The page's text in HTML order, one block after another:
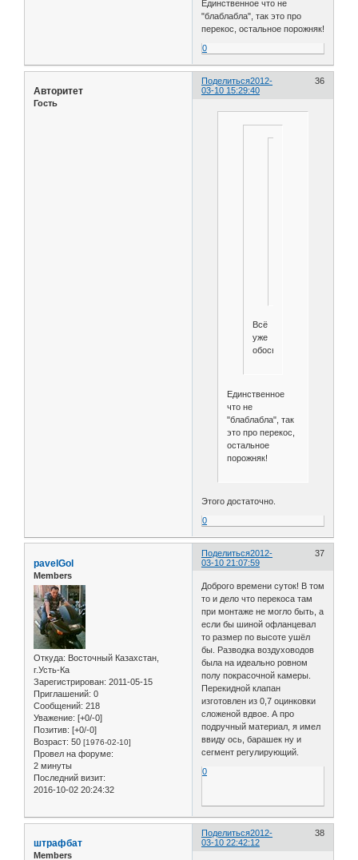
Единственное что не
"блаблабла", так это про
перекос, остальное порожняк!
0
Поделиться 36
2012-
03-10 15:29:40
Авторитет
Гость
Всё
уже
обосновано.
Единственное
что не
"блаблабла", так
это про перекос,
остальное
порожняк!
Этого достаточно.
0
Поделиться 37
2012-
03-10 21:07:59
pavelGol
Members
Откуда: Восточный Казахстан,
г.Усть-Ка
Зарегистрирован: 2011-05-15
Приглашений: 0
Сообщений: 218
Уважение: [+0/-0]
Позитив: [+0/-0]
Возраст: 50 [1976-02-10]
Провел на форуме:
2 минуты
Последний визит:
2016-10-02 20:24:32
Доброго времени суток! В том
то и дело что перекоса там
при монтаже не могло быть, а
если бы шиной офланцевал
то размер по высоте ушёл
бы. Разводка воздуховодов
была на идеально ровном
полу покрасочной камеры.
Перекидной клапан
изготовлен из 0,7 оцинковки
сложеной вдвое. А про
подручный материал, я имел
ввиду ось, барашек ну и
сегмент регулирующий.
0
Поделиться 38
2012-
03-10 22:42:12
штрафбат
Members